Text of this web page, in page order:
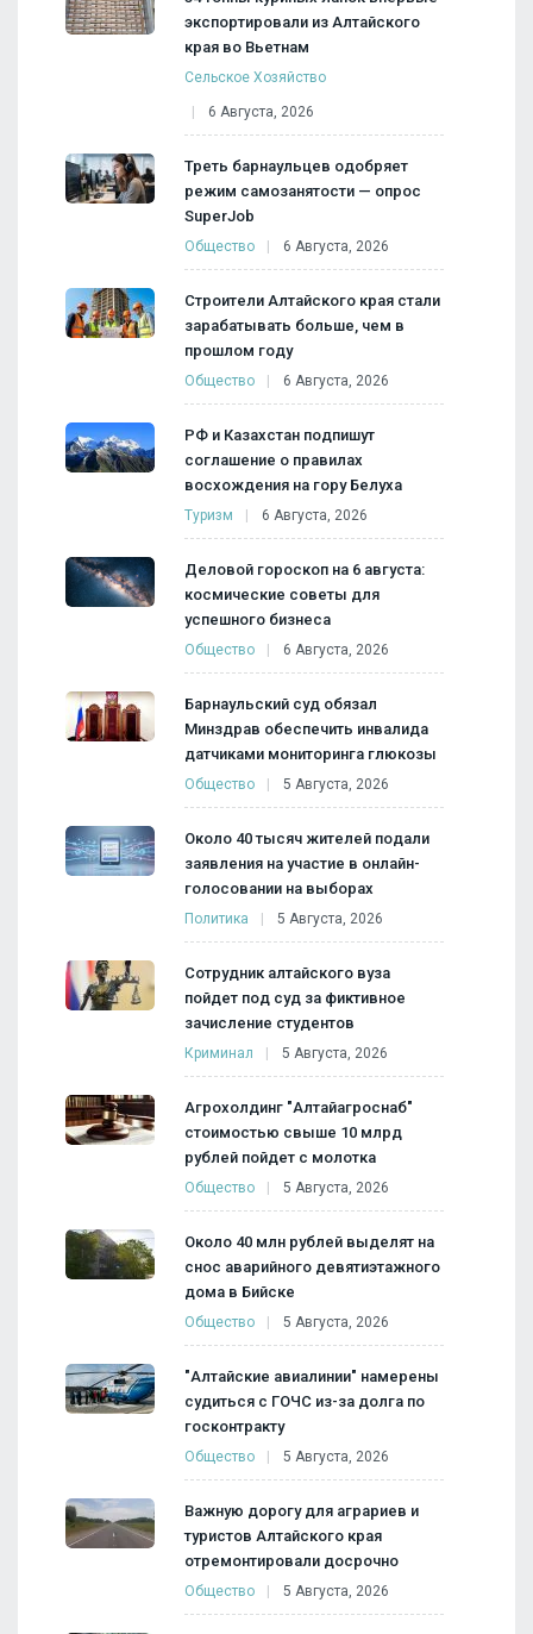
экспортировали из Алтайского
края во Вьетнам
Сельское Хозяйство
6 Августа, 2026
Треть барнаульцев одобряет
режим самозанятости — опрос
SuperJob
Общество 6 Августа, 2026
Строители Алтайского края стали
зарабатывать больше, чем в
прошлом году
Общество 6 Августа, 2026
РФ и Казахстан подпишут
соглашение о правилах
восхождения на гору Белуха
Туризм 6 Августа, 2026
Деловой гороскоп на 6 августа:
космические советы для
успешного бизнеса
Общество 6 Августа, 2026
Барнаульский суд обязал
Минздрав обеспечить инвалида
датчиками мониторинга глюкозы
Общество 5 Августа, 2026
Около 40 тысяч жителей подали
заявления на участие в онлайн-
голосовании на выборах
Политика 5 Августа, 2026
Сотрудник алтайского вуза
пойдет под суд за фиктивное
зачисление студентов
Криминал 5 Августа, 2026
Агрохолдинг "Алтайагроснаб"
стоимостью свыше 10 млрд
рублей пойдет с молотка
Общество 5 Августа, 2026
Около 40 млн рублей выделят на
снос аварийного девятиэтажного
дома в Бийске
Общество 5 Августа, 2026
"Алтайские авиалинии" намерены
судиться с ГОЧС из-за долга по
госконтракту
Общество 5 Августа, 2026
Важную дорогу для аграриев и
туристов Алтайского края
отремонтировали досрочно
Общество 5 Августа, 2026